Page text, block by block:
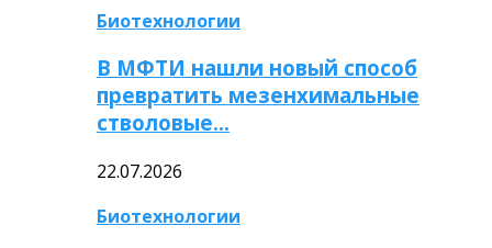
Биотехнологии
В МФТИ нашли новый способ
превратить мезенхимальные
стволовые…
22.07.2026
Биотехнологии